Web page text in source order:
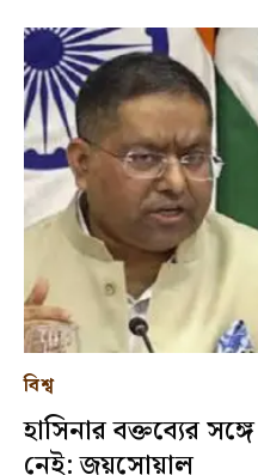
বিশ্ব
হাসিনার বক্তব্যের
নেই: জয়সোয়াল